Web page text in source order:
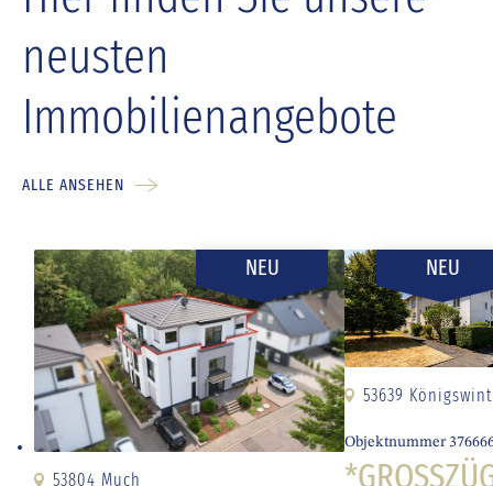
neusten
Immobilienangebote
ALLE ANSEHEN
NEU
53804 Much
NEU
53639
Objektnummer